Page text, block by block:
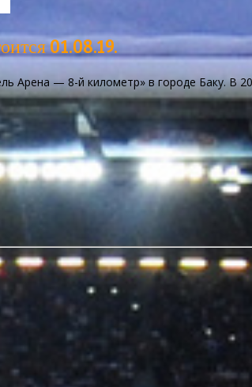
01.08.19.
Арена — 8-й километр» в городе Баку. В